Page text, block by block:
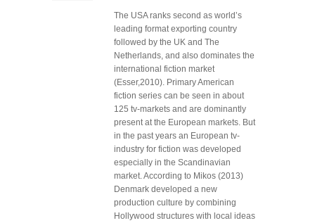
The USA ranks second as world’s
leading format exporting country
followed by the UK and The
Netherlands, and also dominates the
international fiction market
(Esser,2010). Primary American
fiction series can be seen in about
125 tv-markets and are dominantly
present at the European markets. But
in the past years an European tv-
industry for fiction was developed
especially in the Scandinavian
market. According to Mikos (2013)
Denmark developed a new
production culture by combining
Hollywood structures with local ideas